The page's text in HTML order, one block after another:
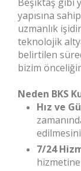
yapısına
uzmanlık
teknolojik
belirtilen
bizim
Neden BKS
Hız ve
7/24